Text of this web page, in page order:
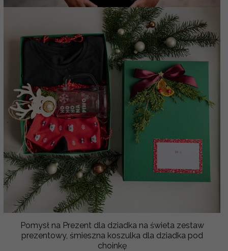
Pomysł na Prezent dla dziadka na świeta zestaw
prezentowy, śmieszna koszulka dla dziadka pod
choinkę